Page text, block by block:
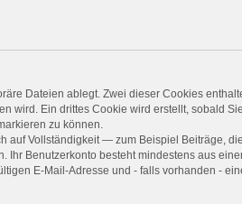
Dateien ablegt. Zwei dieser Cookies
wird. Ein drittes Cookie wird erstellt, sobald
zu können.
auf Vollständigkeit — zum Beispiel Beiträge,
Ihr Benutzerkonto besteht mindestens aus
E-Mail-Adresse und - falls vorhanden -